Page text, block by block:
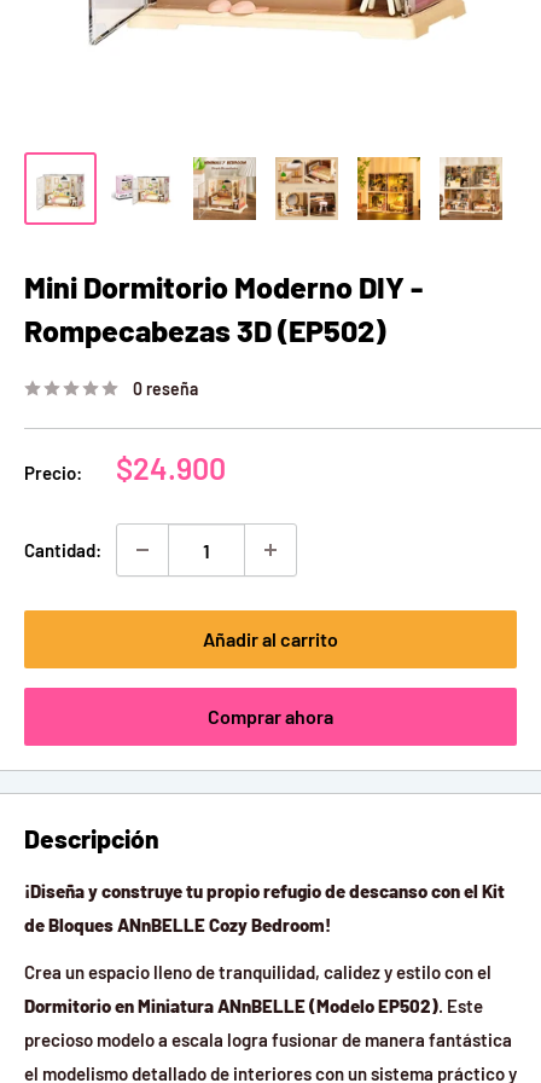
Mini Dormitorio Moderno DIY -
Rompecabezas 3D (EP502)
0 reseña
Precio:
Precio
venta
$24.900
Cantidad:
Añadir al carrito
Comprar ahora
Descripción
¡Diseña y construye tu propio refugio de descanso con el Kit
de Bloques ANnBELLE Cozy Bedroom!
Crea un espacio lleno de tranquilidad, calidez y estilo con el
Dormitorio en Miniatura ANnBELLE (Modelo EP502). Este
precioso modelo a escala logra fusionar de manera fantástica
el modelismo detallado de interiores con un sistema práctico y